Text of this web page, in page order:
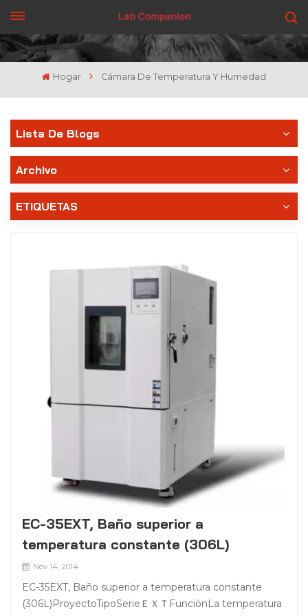
CONSIGUE UNA COTIZACIÓN
Hogar Cámara De Temperatura Y Humedad
Lista De Blogs
Archivo
ETIQUETAS
EC-35EXT, Baño superior a
temperatura constante (306L)
Nov 14, 2014
EC-35EXT, Baño superior a temperatura constante
(306L)ProyectoTipoSerieＥＸＴFunciónLa temperatura